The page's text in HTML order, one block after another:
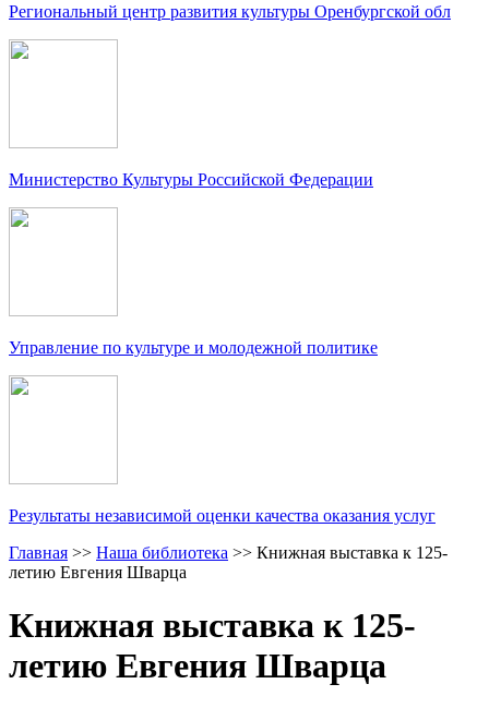
Региональный центр развития культуры Оренбургской обл
Министерство Культуры Российской Федерации
Управление по культуре и молодежной политике
Результаты независимой оценки качества оказания услуг
Главная >> Наша библиотека >> Книжная выставка к 125-
летию Евгения Шварца
Книжная выставка к 125-
летию Евгения Шварца